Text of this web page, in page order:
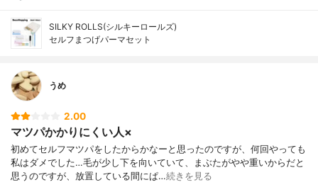
SILKY ROLLS(シルキーロールズ)
セルフまつげパーマセット
うめ
2.00
マツパかかりにくい人×
初めてセルフマツパをしたからかなーと思ったのですが、何回やっても
私はダメでした…毛が少し下を向いていて、まぶたがやや重いからだと
思うのですが、放置している間にぱ…続きを見る